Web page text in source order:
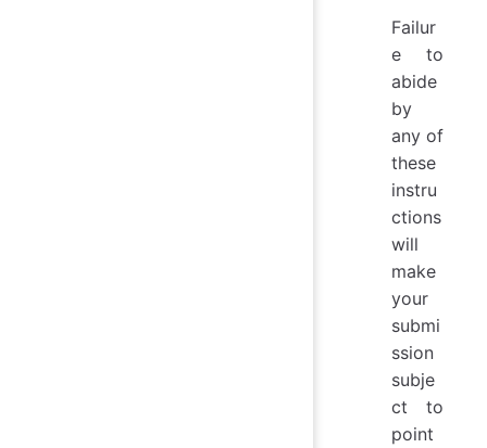
Failur
e to
abide
by
any of
these
instru
ctions
will
make
your
submi
ssion
subje
ct to
point